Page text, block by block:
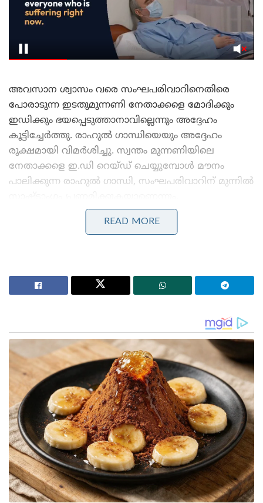
അവസാന ശ്വാസം വരെ സംഘപരിവാറിനെതിരെ
പോരാടുന്ന ഇടതുമുന്നണി നേതാക്കളെ മോദിക്കും
ഇഡിക്കും ഭയപ്പെടുത്താനാവില്ലെന്നും അദ്ദേഹം
കൂട്ടിച്ചേർത്തു. രാഹുൽ ഗാന്ധിയെയും അദ്ദേഹം
രൂക്ഷമായി വിമർശിച്ചു. സ്വന്തം മുന്നണിയിലെ
നേതാക്കളെ ഇ.ഡി റെയ്ഡ് ചെയ്യുമ്പോൾ മൗനം
പാലിക്കുന്ന രാഹുൽ ഗാന്ധി, സംഘപരിവാറിന് മുന്നിൽ
അതിനുശേഷമാണ് കേസുകൾ
മന്ദഗതിയിലായതെന്നും അദ്ദേഹം ആരോപിച്ചു.
ബെവ്കോയിൽ വടംവലി; തീരുമാനങ്ങളെടുക്കുന്നത്
3.25 ലക്ഷം കോടിയുടെ മെഗാ കരാർ; 94 റഫാൽ
യുദ്ധവിമാനങ്ങൾ ഇന്ത്യയിൽ നിർമ്മിക്കും,
ഫ്രാൻസിന്റെ വൻ ഓഫർ
അതേസമയം സി.എം.ആർ.എൽ – എക്സാലോജിക്
സാമ്പത്തിക ഇടപാടുമായി ബന്ധപ്പെട്ട് മുൻ കേരള
മുഖ്യമന്ത്രി പിണറായി വിജയന്റെ മകൾ വീണ
വിജയനെതിരെ എൻഫോഴ്സ്മെന്റ് ഡയറക്ടറേറ്റ്
ശക്തമായ നടപടിയിലേക്ക് കടക്കുകയാണ്.
സംസ്ഥാനവ്യാപകമായി നടത്തിയ വൻ
റെയ്ഡുകൾക്ക് പിന്നാലെ വീണ വിജയന്റെ ബാങ്ക്
അക്കൗണ്ടുകൾ ഇ.ഡി മരവിപ്പിച്ചു. കേരളത്തിലും
READ MORE